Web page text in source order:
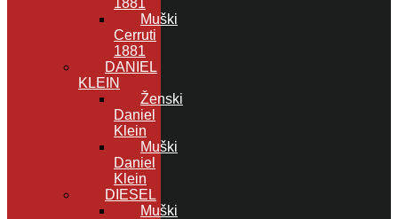
Muški
Cerruti
1881
DANIEL
KLEIN
Ženski
Daniel
Klein
Muški
Daniel
Klein
DIESEL
Muški